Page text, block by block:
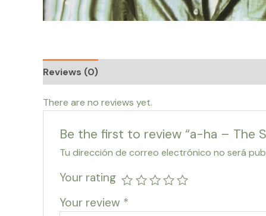
Reviews (0)
There are no reviews yet.
Be the first to review “a-ha – The
Tu dirección de correo electrónico no será
Your rating
Your review *